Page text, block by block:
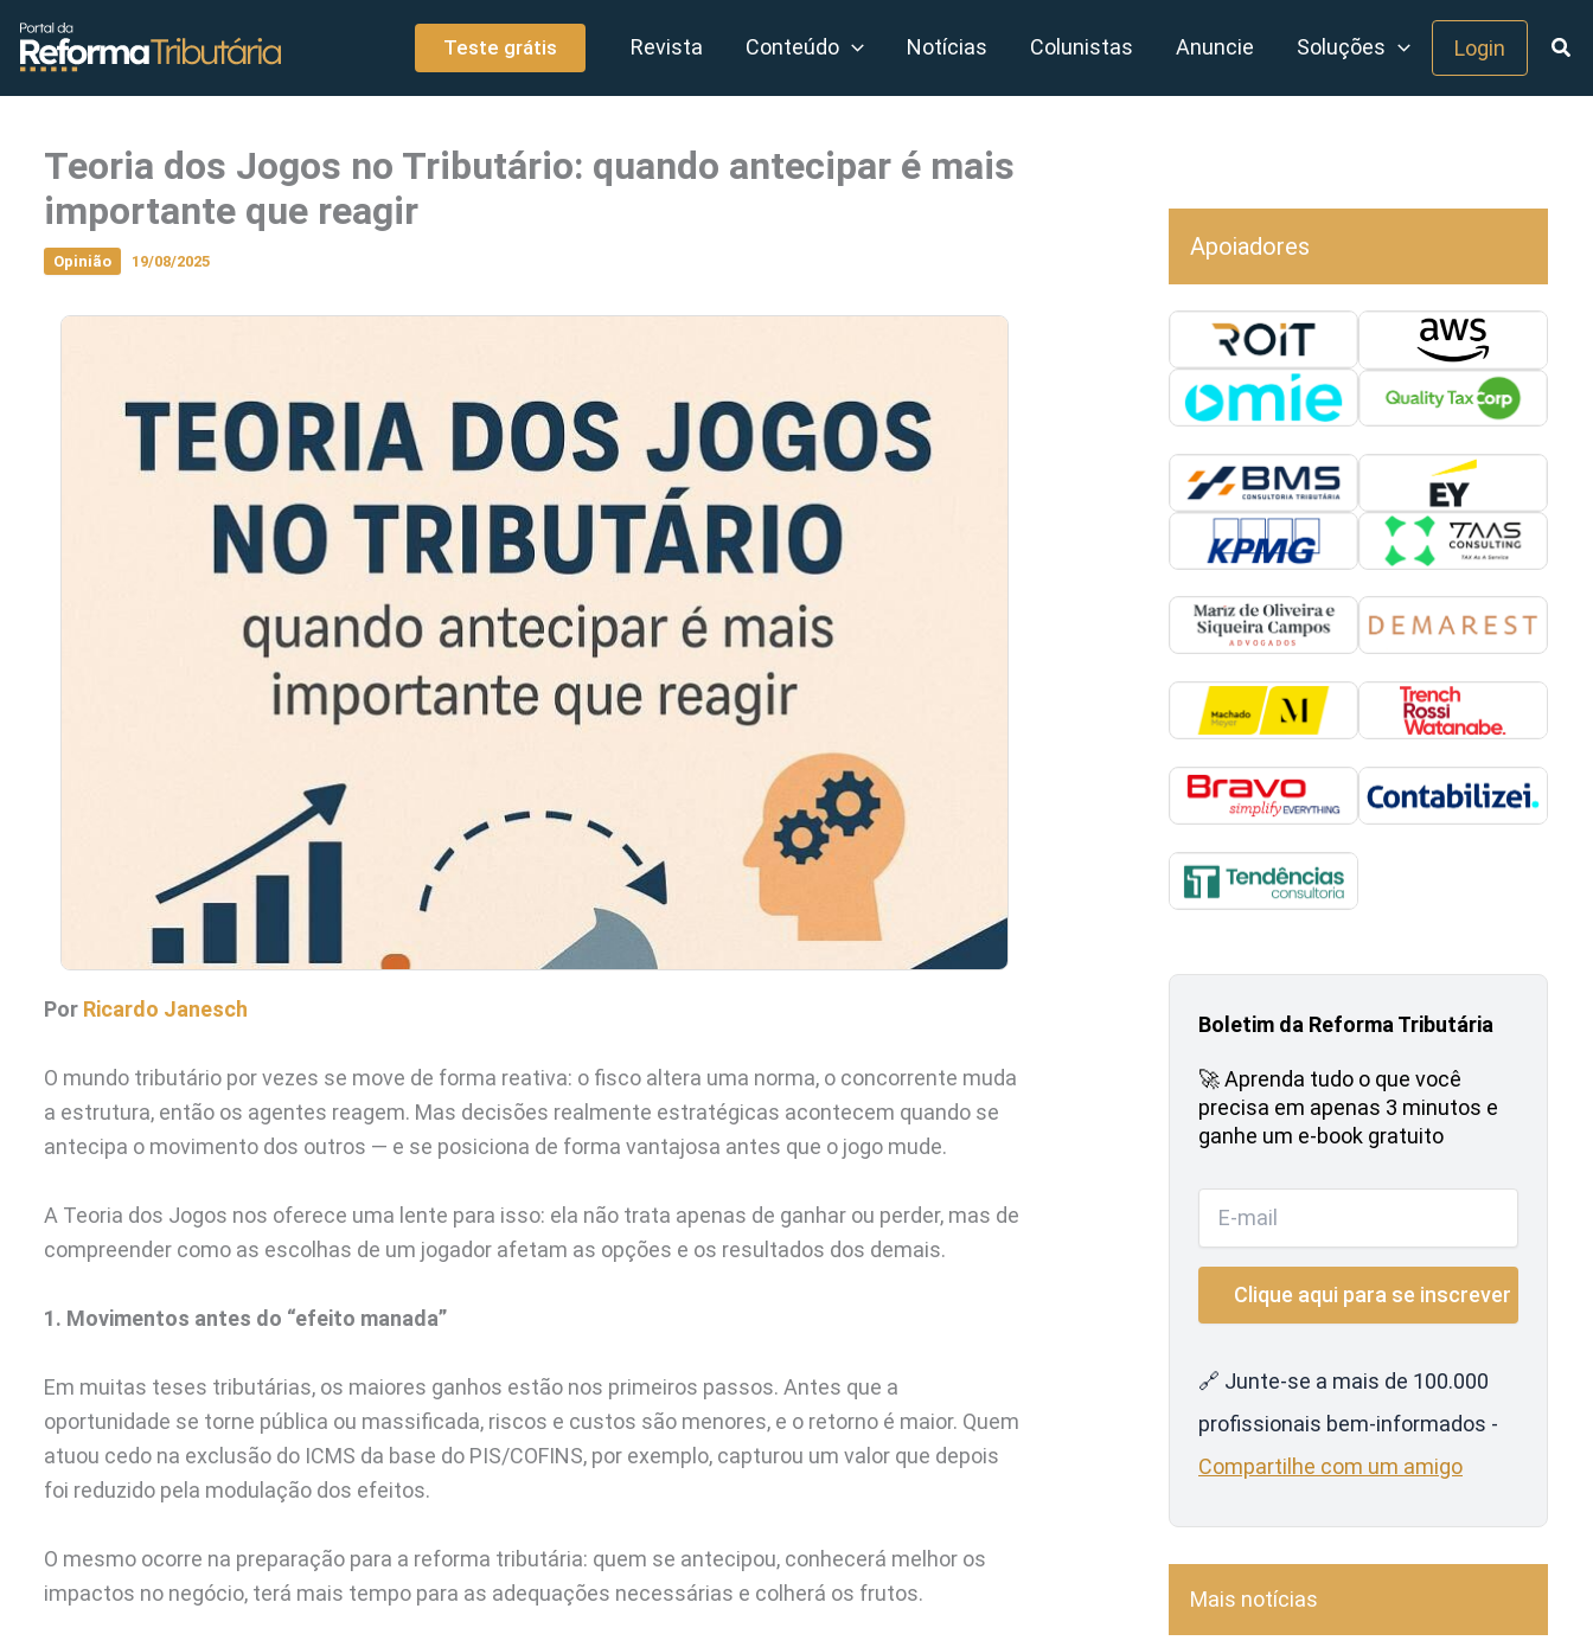
conteúdo
Teste grátis Revista Conteúdo Notícias Colunistas Anuncie Soluções Login
Teoria dos Jogos no Tributário: quando antecipar é mais
importante que reagir
Opinião 19/08/2025
Por Ricardo Janesch
O mundo tributário por vezes se move de forma reativa: o fisco altera uma norma, o concorrente muda
a estrutura, então os agentes reagem. Mas decisões realmente estratégicas acontecem quando se
antecipa o movimento dos outros — e se posiciona de forma vantajosa antes que o jogo mude.
A Teoria dos Jogos nos oferece uma lente para isso: ela não trata apenas de ganhar ou perder, mas de
compreender como as escolhas de um jogador afetam as opções e os resultados dos demais.
1. Movimentos antes do “efeito manada”
Em muitas teses tributárias, os maiores ganhos estão nos primeiros passos. Antes que a
oportunidade se torne pública ou massificada, riscos e custos são menores, e o retorno é maior. Quem
atuou cedo na exclusão do ICMS da base do PIS/COFINS, por exemplo, capturou um valor que depois
foi reduzido pela modulação dos efeitos.
O mesmo ocorre na preparação para a reforma tributária: quem se antecipou, conhecerá melhor os
impactos no negócio, terá mais tempo para as adequações necessárias e colherá os frutos.
Apoiadores
Boletim da Reforma Tributária
🚀 Aprenda tudo o que você
precisa em apenas 3 minutos e
ganhe um e-book gratuito
🔗 Junte-se a mais de 100.000
profissionais bem-informados -
Compartilhe com um amigo
Mais notícias